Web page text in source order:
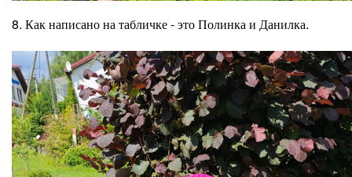
8. Как написано на табличке - это Полинка и Данилка.